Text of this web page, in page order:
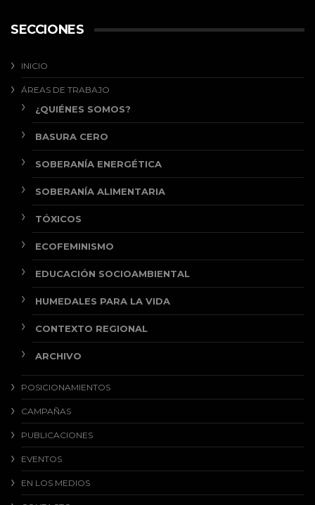
SECCIONES
INICIO
ÁREAS DE TRABAJO
¿QUIÉNES SOMOS?
BASURA CERO
SOBERANÍA ENERGÉTICA
SOBERANÍA ALIMENTARIA
TÓXICOS
ECOFEMINISMO
EDUCACIÓN SOCIOAMBIENTAL
HUMEDALES PARA LA VIDA
CONTEXTO REGIONAL
ARCHIVO
POSICIONAMIENTOS
CAMPAÑAS
PUBLICACIONES
EVENTOS
EN LOS MEDIOS